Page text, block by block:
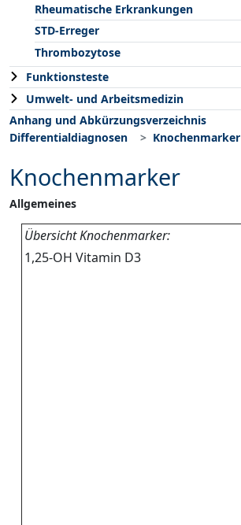
Rheumatische Erkrankungen
STD-Erreger
Thrombozytose
Funktionsteste
Umwelt- und Arbeitsmedizin
Anhang und Abkürzungsverzeichnis
Differentialdiagnosen
Knochenmarker
Knochenmarker
Allgemeines
Übersicht Knochenmarker:
1,25-OH Vitamin D3